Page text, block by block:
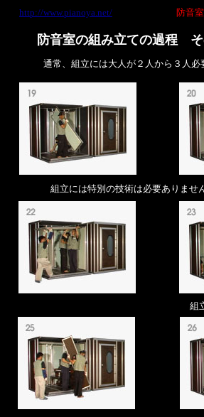
http://www.pianoya.net/ 防音
防音室の組み立ての過程 そ
通常、組立には大人が２人から３人必
組立には特別の技術は必要ありませ
組